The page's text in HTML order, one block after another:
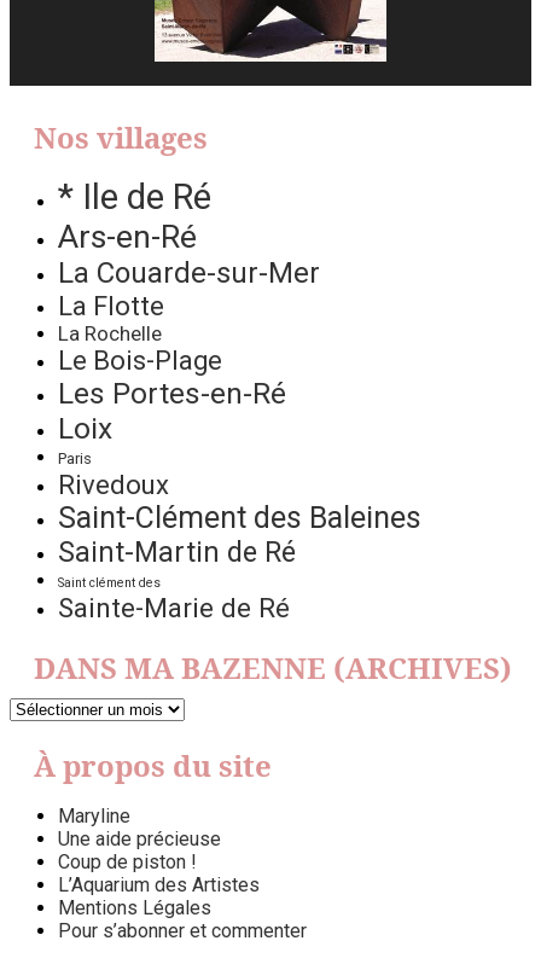
Nos villages
* Ile de Ré
Ars-en-Ré
La Couarde-sur-Mer
La Flotte
La Rochelle
Le Bois-Plage
Les Portes-en-Ré
Loix
Paris
Rivedoux
Saint-Clément des Baleines
Saint-Martin de Ré
Saint clément des
Sainte-Marie de Ré
DANS MA BAZENNE (ARCHIVES)
DANS
BAZENNE
(ARCHIVES)
À propos du site
Maryline
Une aide précieuse
Coup de piston !
L’Aquarium des Artistes
Mentions Légales
Pour s’abonner et commenter